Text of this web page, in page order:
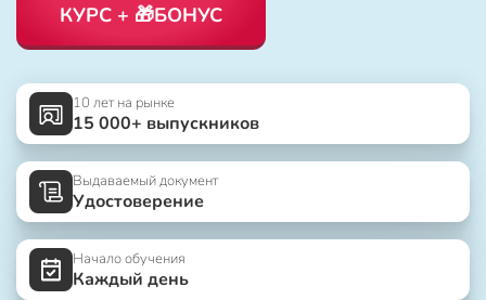
КУРС + 🎁БОНУС
10 лет на рынке
15 000+ выпускников
Выдаваемый документ
Удостоверение
Начало обучения
Каждый день